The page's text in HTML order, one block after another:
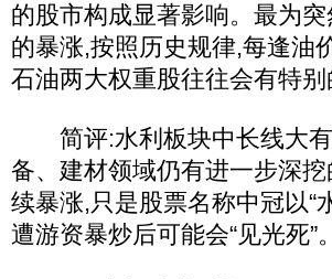
的股市构成显著影响。最为
的暴涨,按照历史规律,每逢油
石油两大权重股往往会有特别
简评:水利板块中长线大有
备、建材领域仍有进一步深
续暴涨,只是股票名称中冠以“
遭游资暴炒后可能会“见光死”。